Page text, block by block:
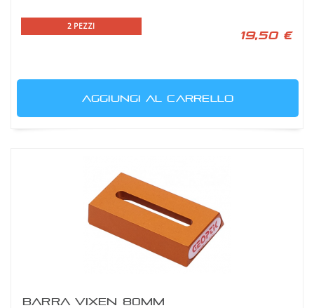
2 PEZZI
19,50 €
AGGIUNGI AL CARRELLO
BARRA VIXEN 80MM